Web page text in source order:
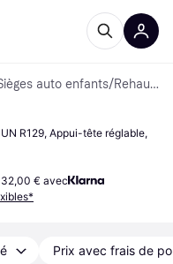
auto enfants/ Rehausseurs
R129, Appui-tête réglable,
€ avec
Prix avec frais de